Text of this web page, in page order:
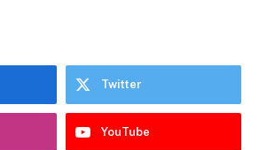
Twitter
YouTube